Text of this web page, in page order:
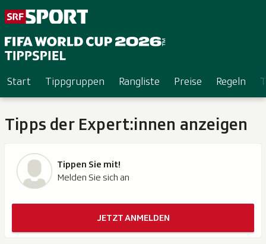
Start Tippgruppen Rangliste Preise Regeln
Tipps der Expert:innen anzeigen
Tippen Sie mit!
Melden Sie sich an
JETZT ANMELDEN